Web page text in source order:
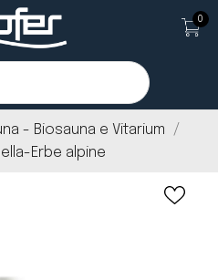
0
- Biosauna e Vitarium
Erbe alpine